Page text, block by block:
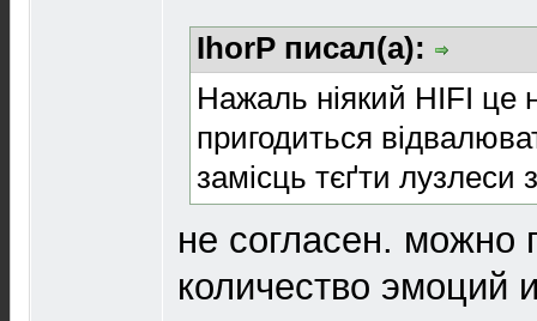
IhorP писал(а):
Нажаль ніякий HIFI це
пригодиться
замісць тєґти лyзлеси
не согласен. можно
количество эмоций